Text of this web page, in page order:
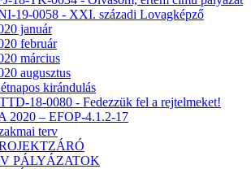
19-0058 - XXI. századi Lovagképző
január
február
március
augusztus
kirándulás
18-0080 - Fedezzük fel a rejtelmeket!
2020 – EFOP-4.1.2-17
terv
PÁLYÁZATOK